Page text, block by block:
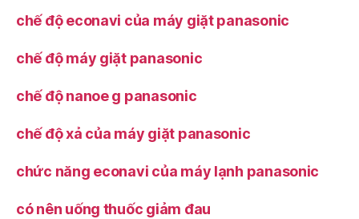
chế độ econavi của máy giặt panasonic
chế độ máy giặt panasonic
chế độ nanoe g panasonic
chế độ xả của máy giặt panasonic
chức năng econavi của máy lạnh panasonic
có nên uống thuốc giảm đau